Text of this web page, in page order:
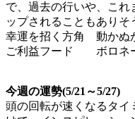
で、過去の行いや、これ
ップされることもありそ
幸運を招く方角 動かぬ
ご利益フード ボロネ
今週の運勢(5/21～5/27)
頭の回転が速くなるタイ